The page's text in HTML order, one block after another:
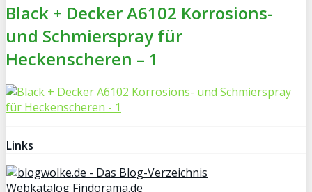
Black + Decker A6102 Korrosions-
und Schmierspray für
Heckenscheren – 1
Links
Webkatalog Findorama.de